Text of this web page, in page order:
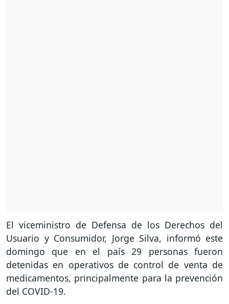
El viceministro de Defensa de los Derechos del
Usuario y Consumidor, Jorge Silva, informó este
domingo que en el país 29 personas fueron
detenidas en operativos de control de venta de
medicamentos, principalmente para la prevención
del COVID-19.